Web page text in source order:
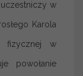
w
Karola
fizycznej w
powołanie